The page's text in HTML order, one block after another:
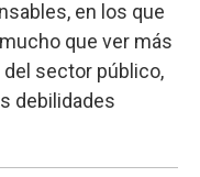
en los que
que ver más
sector público,
debilidades